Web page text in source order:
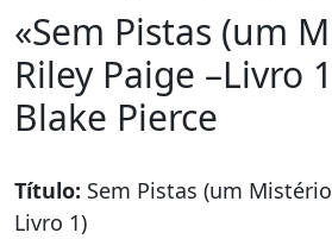
«Sem Pistas (um
Riley Paige –Livro
Blake Pierce
Título: Sem Pistas (um
Livro 1)